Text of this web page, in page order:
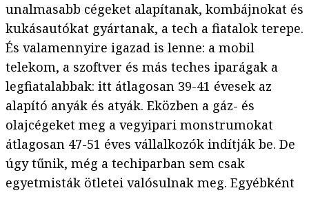
unalmasabb cégeket alapítanak, kombájnokat és
kukásautókat gyártanak, a tech a fiatalok terepe.
És valamennyire igazad is lenne: a mobil
telekom, a szoftver és más teches iparágak a
legfiatalabbak: itt átlagosan 39-41 évesek az
alapító anyák és atyák. Eközben a gáz- és
olajcégeket meg a vegyipari monstrumokat
átlagosan 47-51 éves vállalkozók indítják be. De
úgy tűnik, még a techiparban sem csak
egyetmisták ötletei valósulnak meg. Egyébként